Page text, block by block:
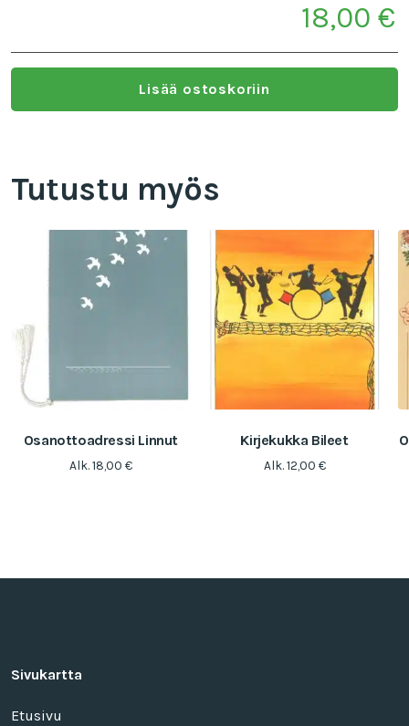
18,00 €
Lisää ostoskoriin
Tutustu myös
Osanottoadressi Linnut
Alk.18,00 €
Kirjekukka Bileet
Alk.12,00 €
Sivukartta
Etusivu